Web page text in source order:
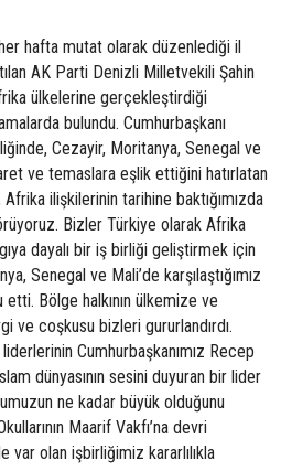
hafta mutat olarak düzenlediği il
AK Parti Denizli Milletvekili Şahin
ülkelerine gerçekleştirdiği
bulundu. Cumhurbaşkanı
Cezayir, Moritanya, Senegal ve
ve temaslara eşlik ettiğini hatırlatan
ilişkilerinin tarihine baktığımızda
Bizler Türkiye olarak Afrika
dayalı bir iş birliği geliştirmek için
Senegal ve Mali’de karşılaştığımız
Bölge halkının ülkemize ve
ve coşkusu bizleri gururlandırdı.
Cumhurbaşkanımız Recep
dünyasının sesini duyuran bir lider
ne kadar büyük olduğunu
Maarif Vakfı’na devri
var olan işbirliğimiz kararlılıkla